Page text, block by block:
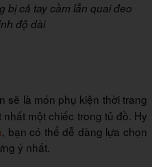
bị cả tay cầm lẫn quai đeo
độ dài
sẽ là món phụ kiện thời trang
một chiếc trong tủ đồ. Hy
, bạn có thể dễ dàng lựa chọn
ý nhất.